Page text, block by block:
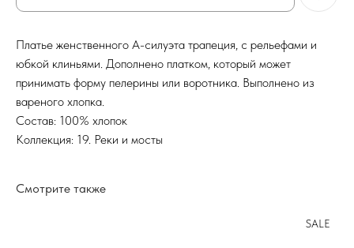
Платье женственного А-силуэта трапеция, с рельефами и
юбкой клиньями. Дополнено платком, который может
принимать форму пелерины или воротника. Выполнено из
вареного хлопка.
Состав: 100% хлопок
Коллекция: 19. Реки и мосты
Смотрите также
SALE